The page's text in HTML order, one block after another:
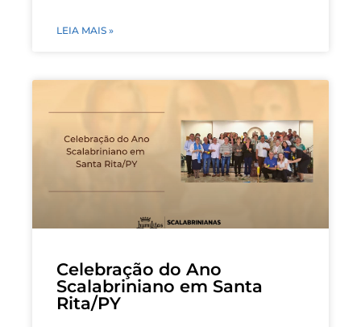
LEIA MAIS »
Celebração do Ano
Scalabriniano em Santa
Rita/PY